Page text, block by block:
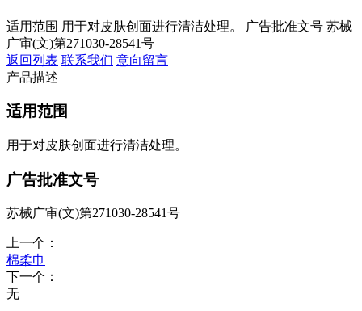
适用范围 用于对皮肤创面进行清洁处理。 广告批准文号 苏械
广审(文)第271030-28541号
返回列表 联系我们 意向留言
产品描述
适用范围
用于对皮肤创面进行清洁处理。
广告批准文号
苏械广审(文)第271030-28541号
上一个：
棉柔巾
下一个：
无